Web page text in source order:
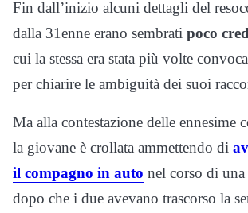
Fin dall’inizio alcuni dettagli del
dalla 31enne erano sembrati poco
cui la stessa era stata più volte
per chiarire le ambiguità dei suoi
Ma alla contestazione delle ennesime
la giovane è crollata ammettendo di
il compagno in auto nel corso di
dopo che i due avevano trascorso la